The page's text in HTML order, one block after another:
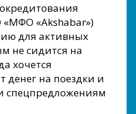
«МФО «Akshabar»)
для активных
не сидится на
хочется
денег на поездки и
спецпредложениям